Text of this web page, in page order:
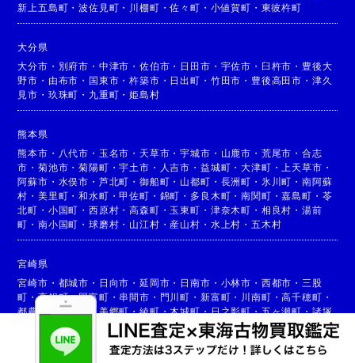
新上五島町 ・波佐見町 ・ 川棚町 ・佐々町 ・ 小値賀町 ・ 東彼杵町
大分県
大分市 ・ 別府市 ・ 中津市 ・佐伯市 ・ 日田市 ・ 宇佐市 ・ 臼杵市 ・ 豊後大
野市 ・ 由布市 ・ 国東市 ・杵築市 ・ 日出町 ・ 竹田市 ・ 豊後高田市 ・ 津久
見市 ・ 玖珠町 ・ 九重町 ・姫島村
熊本県
熊本市 ・ 八代市 ・ 玉名市 ・ 天草市 ・宇城市 ・ 山鹿市 ・ 荒尾市 ・ 合志
市 ・菊池市 ・菊陽町 ・宇土市 ・ 人吉市 ・ 益城町 ・大津町 ・ 上天草市 ・
阿蘇市 ・ 水俣市 ・ 芦北町 ・御船町 ・ 山都町 ・ 長洲町 ・ 氷川町 ・ 南阿蘇
村 ・美里町 ・和水町 ・甲佐町 ・ 錦町 ・ 多良木町 ・南関町 ・嘉島町 ・ 苓
北町 ・ 小国町 ・西原村 ・高森町 ・ 玉東町 ・ 津奈木町 ・ 相良村 ・ 湯前
町 ・南小国町 ・球磨村 ・ 山江村 ・ 産山村 ・ 水上村 ・ 五木村
宮崎県
宮崎市 ・ 都城市 ・ 日向市 ・延岡市 ・ 日南市 ・ 小林市 ・ 西都市 ・ 三股
町 ・高鍋町・国富町 ・ 串間市 ・ 門川町 ・ 新富町 ・ 川南町 ・高千穂町 ・
都農町
高原町 ・美郷町・綾町・木城町・日之影町・五ヶ瀬町・諸塚
椎葉村・ 西米良村